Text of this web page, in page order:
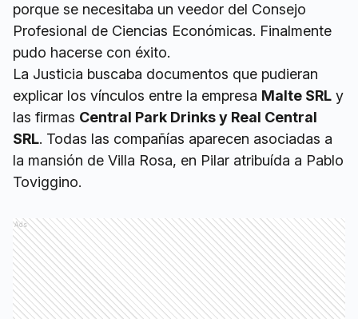
porque se necesitaba un veedor del Consejo
Profesional de Ciencias Económicas. Finalmente
pudo hacerse con éxito.
La Justicia buscaba documentos que pudieran
explicar los vínculos entre la empresa Malte SRL y
las firmas Central Park Drinks y Real Central
SRL. Todas las compañías aparecen asociadas a
la mansión de Villa Rosa, en Pilar atribuída a Pablo
Toviggino.
Ads